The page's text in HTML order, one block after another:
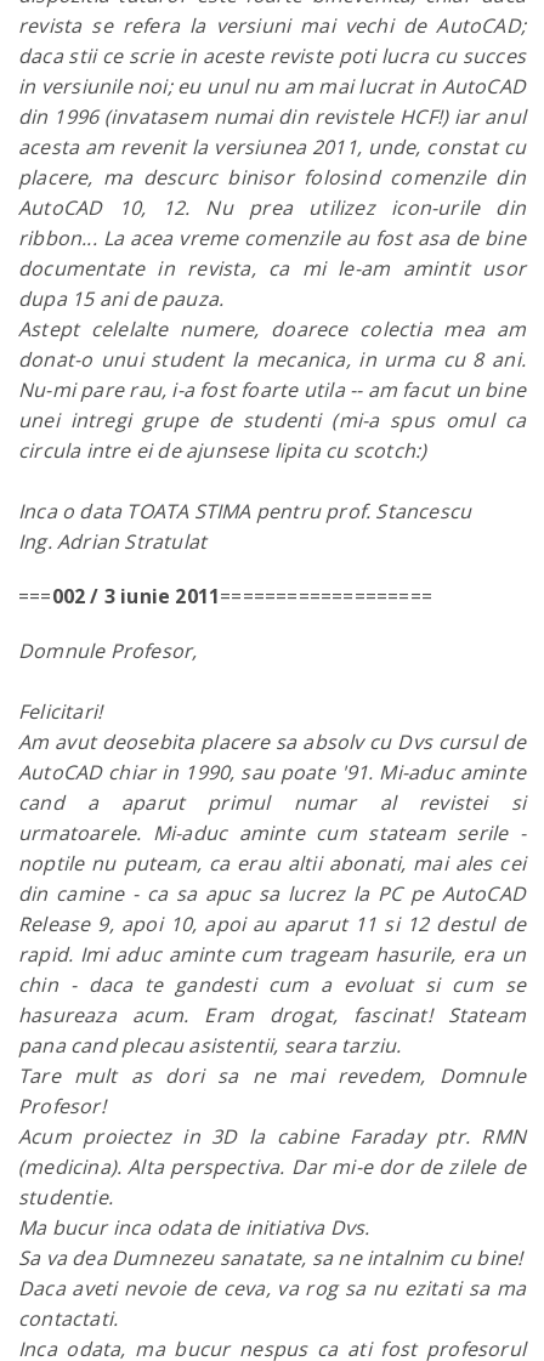
revista se refera la versiuni mai vechi de AutoCAD;
daca stii ce scrie in aceste reviste poti lucra cu succes
in versiunile noi; eu unul nu am mai lucrat in AutoCAD
din 1996 (invatasem numai din revistele HCF!) iar anul
acesta am revenit la versiunea 2011, unde, constat cu
placere, ma descurc binisor folosind comenzile din
AutoCAD 10, 12. Nu prea utilizez icon-urile din
ribbon... La acea vreme comenzile au fost asa de bine
documentate in revista, ca mi le-am amintit usor
dupa 15 ani de pauza.
Astept celelalte numere, doarece colectia mea am
donat-o unui student la mecanica, in urma cu 8 ani.
Nu-mi pare rau, i-a fost foarte utila -- am facut un bine
unei intregi grupe de studenti (mi-a spus omul ca
circula intre ei de ajunsese lipita cu scotch:)
Inca o data TOATA STIMA pentru prof. Stancescu
Ing. Adrian Stratulat
===002 / 3 iunie 2011===================
Domnule Profesor,
Felicitari!
Am avut deosebita placere sa absolv cu Dvs cursul de
AutoCAD chiar in 1990, sau poate '91. Mi-aduc aminte
cand a aparut primul numar al revistei si
urmatoarele. Mi-aduc aminte cum stateam serile -
noptile nu puteam, ca erau altii abonati, mai ales cei
din camine - ca sa apuc sa lucrez la PC pe AutoCAD
Release 9, apoi 10, apoi au aparut 11 si 12 destul de
rapid. Imi aduc aminte cum trageam hasurile, era un
chin - daca te gandesti cum a evoluat si cum se
hasureaza acum. Eram drogat, fascinat! Stateam
pana cand plecau asistentii, seara tarziu.
Tare mult as dori sa ne mai revedem, Domnule
Profesor!
Acum proiectez in 3D la cabine Faraday ptr. RMN
(medicina). Alta perspectiva. Dar mi-e dor de zilele de
studentie.
Ma bucur inca odata de initiativa Dvs.
Sa va dea Dumnezeu sanatate, sa ne intalnim cu bine!
Daca aveti nevoie de ceva, va rog sa nu ezitati sa ma
contactati.
Inca odata, ma bucur nespus ca ati fost profesorul